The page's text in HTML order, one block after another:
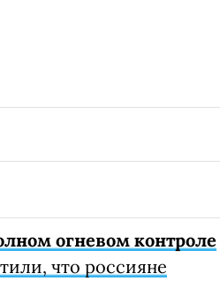
огневом контроле
что россияне